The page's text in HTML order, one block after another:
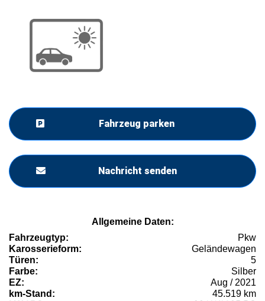
Fahrzeug parken
Nachricht senden
Allgemeine Daten:
Fahrzeugtyp:
Pkw
Karosserieform:
Geländewagen
Türen:
5
Farbe:
Silber
EZ:
Aug / 2021
km-Stand:
45.519 km